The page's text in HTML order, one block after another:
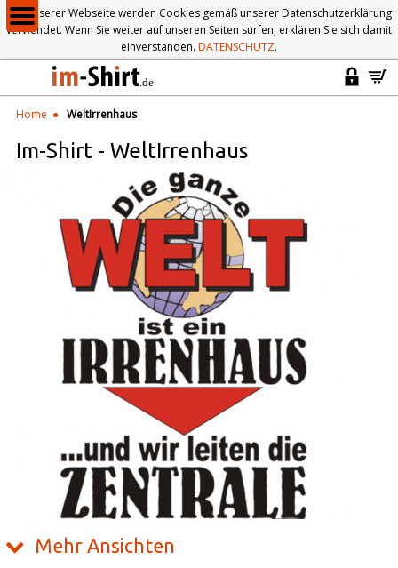
Auf unserer Webseite werden Cookies gemäß unserer Datenschutzerklärung
verwendet. Wenn Sie weiter auf unseren Seiten surfen, erklären Sie sich damit
einverstanden. DATENSCHUTZ.
Home WeltIrrenhaus
Im-Shirt - WeltIrrenhaus
Mehr Ansichten